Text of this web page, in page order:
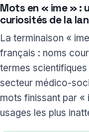
Mots en « ime » :
curiosités de la
La terminaison «
français : noms
termes
secteur médico-
mots finissant par «
usages les plus